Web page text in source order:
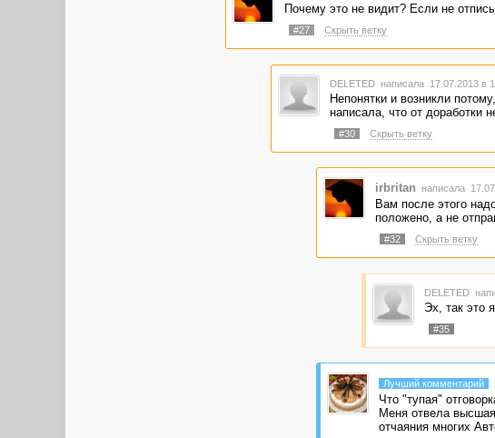
Почему это не видит? Если не
#27 Скрыть ветку
DELETED написала 17.07.2013 в
Непонятки и возникли
написала, что от доработки
#30 Скрыть ветку
irbritan написала
Вам после этого
положено, а не
#32 Скрыть ветку
DELETED
Эх, так это
#35
Лучший комментарий
Что "тупая"
Меня отвела
отчаяния многих